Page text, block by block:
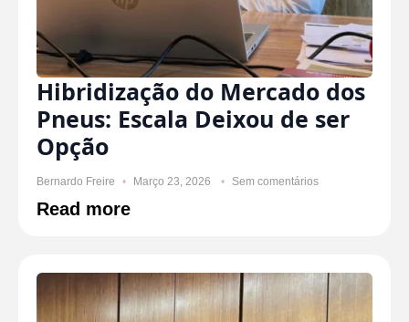
Hibridização do Mercado dos
Pneus: Escala Deixou de ser
Opção
Bernardo Freire Março 23, 2026 Sem comentários
Read more